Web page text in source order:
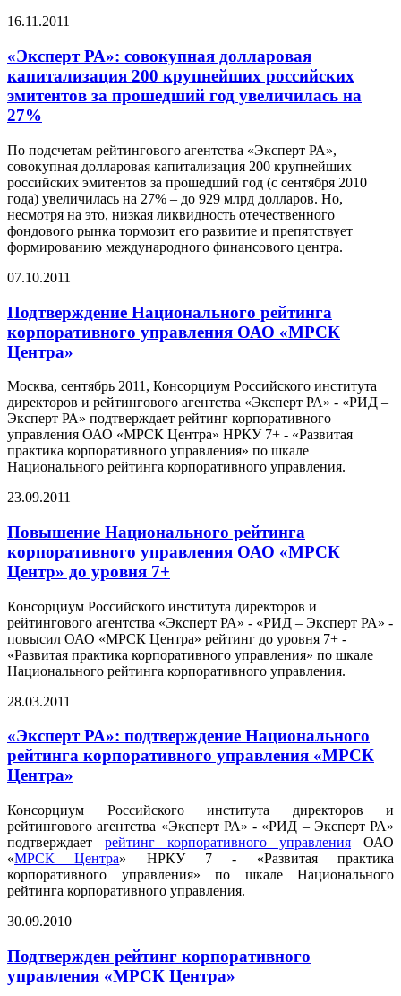
16.11.2011
«Эксперт РА»: совокупная долларовая
капитализация 200 крупнейших российских
эмитентов за прошедший год увеличилась на
27%
По подсчетам рейтингового агентства «Эксперт РА»,
совокупная долларовая капитализация 200 крупнейших
российских эмитентов за прошедший год (с сентября 2010
года) увеличилась на 27% – до 929 млрд долларов. Но,
несмотря на это, низкая ликвидность отечественного
фондового рынка тормозит его развитие и препятствует
формированию международного финансового центра.
07.10.2011
Подтверждение Национального рейтинга
корпоративного управления ОАО «МРСК
Центра»
Москва, сентябрь 2011, Консорциум Российского института
директоров и рейтингового агентства «Эксперт РА» - «РИД –
Эксперт РА» подтверждает рейтинг корпоративного
управления ОАО «МРСК Центра» НРКУ 7+ - «Развитая
практика корпоративного управления» по шкале
Национального рейтинга корпоративного управления.
23.09.2011
Повышение Национального рейтинга
корпоративного управления ОАО «МРСК
Центр» до уровня 7+
Консорциум Российского института директоров и
рейтингового агентства «Эксперт РА» - «РИД – Эксперт РА» -
повысил ОАО «МРСК Центра» рейтинг до уровня 7+ -
«Развитая практика корпоративного управления» по шкале
Национального рейтинга корпоративного управления.
28.03.2011
«Эксперт РА»: подтверждение Национального
рейтинга корпоративного управления «МРСК
Центра»
Консорциум Российского института директоров и
рейтингового агентства «Эксперт РА» - «РИД – Эксперт РА»
подтверждает рейтинг корпоративного управления ОАО
«МРСК Центра» НРКУ 7 - «Развитая практика
корпоративного управления» по шкале Национального
рейтинга корпоративного управления.
30.09.2010
Подтвержден рейтинг корпоративного
управления «МРСК Центра»